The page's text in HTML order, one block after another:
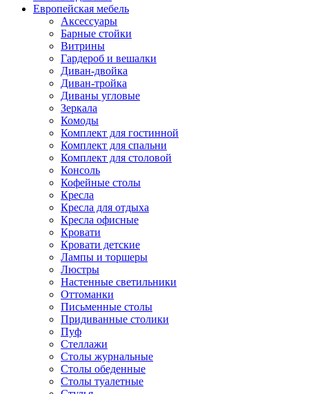
Европейская мебель
Аксессуары
Барные стойки
Витрины
Гардероб и вешалки
Диван-двойка
Диван-тройка
Диваны угловые
Зеркала
Комоды
Комплект для гостинной
Комплект для спальни
Комплект для столовой
Консоль
Кофейные столы
Кресла
Кресла для отдыха
Кресла офисные
Кровати
Кровати детские
Лампы и торшеры
Люстры
Настенные светильники
Оттоманки
Письменные столы
Придиванные столики
Пуф
Стеллажи
Столы журнальные
Столы обеденные
Столы туалетные